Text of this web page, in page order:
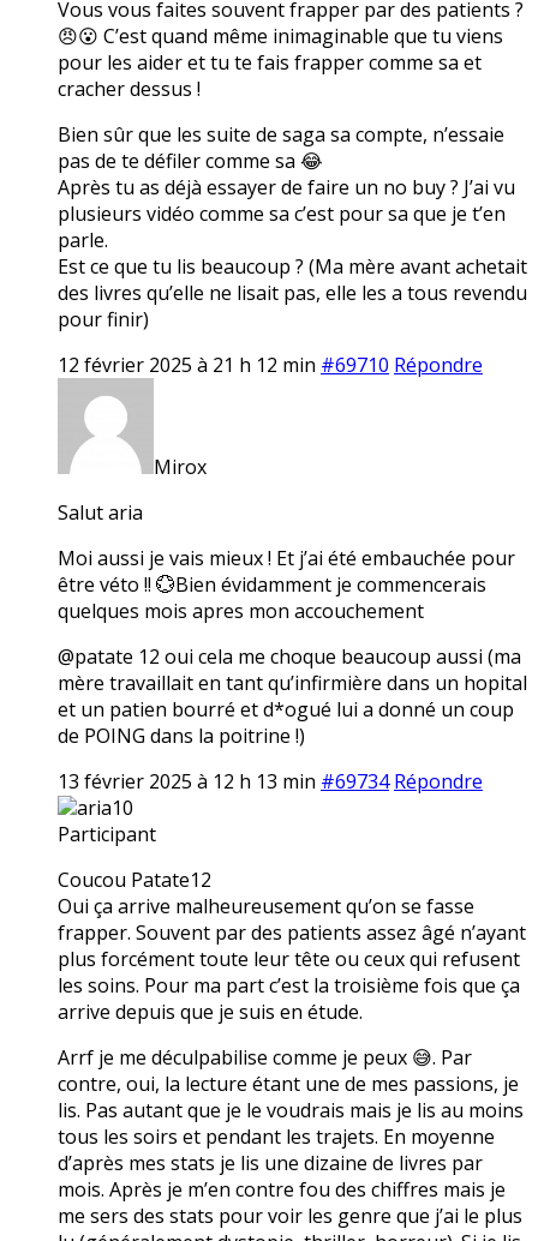
Vous vous faites souvent frapper par des patients ?
😠😮 C’est quand même inimaginable que tu viens
pour les aider et tu te fais frapper comme sa et
cracher dessus !
Bien sûr que les suite de saga sa compte, n’essaie
pas de te défiler comme sa 😂
Après tu as déjà essayer de faire un no buy ? J’ai vu
plusieurs vidéo comme sa c’est pour sa que je t’en
parle.
Est ce que tu lis beaucoup ? (Ma mère avant achetait
des livres qu’elle ne lisait pas, elle les a tous revendu
pour finir)
12 février 2025 à 21 h 12 min #69710 Répondre
Mirox
Salut aria
Moi aussi je vais mieux ! Et j’ai été embauchée pour
être véto !! 💮Bien évidamment je commencerais
quelques mois apres mon accouchement
@patate 12 oui cela me choque beaucoup aussi (ma
mère travaillait en tant qu’infirmière dans un hopital
et un patien bourré et d*ogué lui a donné un coup
de POING dans la poitrine !)
13 février 2025 à 12 h 13 min #69734 Répondre
aria10
Participant
Coucou Patate12
Oui ça arrive malheureusement qu’on se fasse
frapper. Souvent par des patients assez âgé n’ayant
plus forcément toute leur tête ou ceux qui refusent
les soins. Pour ma part c’est la troisième fois que ça
arrive depuis que je suis en étude.
Arrf je me déculpabilise comme je peux 😅. Par
contre, oui, la lecture étant une de mes passions, je
lis. Pas autant que je le voudrais mais je lis au moins
tous les soirs et pendant les trajets. En moyenne
d’après mes stats je lis une dizaine de livres par
mois. Après je m’en contre fou des chiffres mais je
me sers des stats pour voir les genre que j’ai le plus